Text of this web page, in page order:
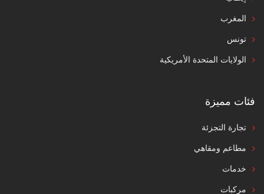
المغرب
تونس
الولايات المتحدة الأمريكية
فئات مميزة
تجارة التجزئة
مطاعم ومقاهي
خدمات
مركبات